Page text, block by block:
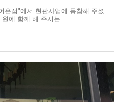
은점"에서 현판사업에 동참해 주셨
에 함께 해 주시는…